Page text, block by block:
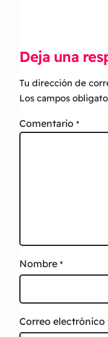
Deja una
Tu dirección de
Los campos
Comentario *
Nombre *
Correo electrónico